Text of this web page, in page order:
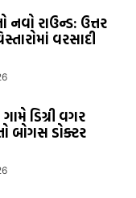
નવો રાઉન્ડ: ઉત્તર
વરસાદી
ડિગ્રી વગર
બોગસ ડોક્ટર